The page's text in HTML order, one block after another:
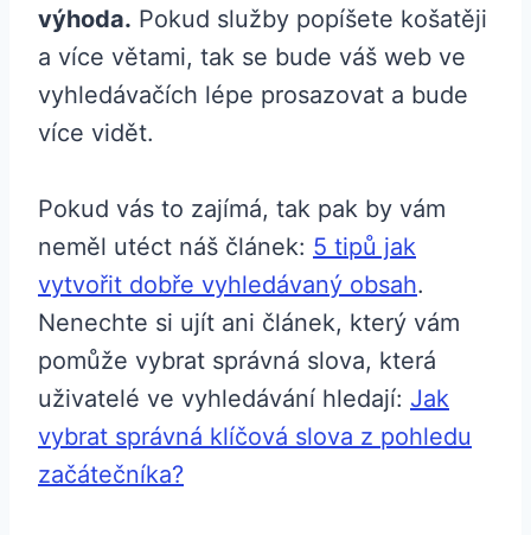
výhoda. Pokud služby popíšete košatěji
a více větami, tak se bude váš web ve
vyhledávačích lépe prosazovat a bude
více vidět.
Pokud vás to zajímá, tak pak by vám
neměl utéct náš článek: 5 tipů jak
vytvořit dobře vyhledávaný obsah.
Nenechte si ujít ani článek, který vám
pomůže vybrat správná slova, která
uživatelé ve vyhledávání hledají: Jak
vybrat správná klíčová slova z pohledu
začátečníka?